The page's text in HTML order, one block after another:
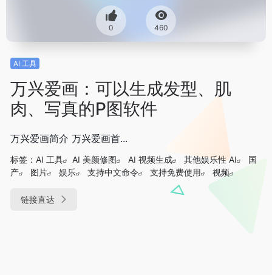
0 460
AI 工具
万兴爱画：可以生成发型、肌
肉、写真的P图软件
万兴爱画简介 万兴爱画首...
标签： AI 工具 AI 美颜修图 AI 视频生成 其他娱乐性 AI
国
产
图片 娱乐 支持中文命令 支持免费使用 视频
链接直达